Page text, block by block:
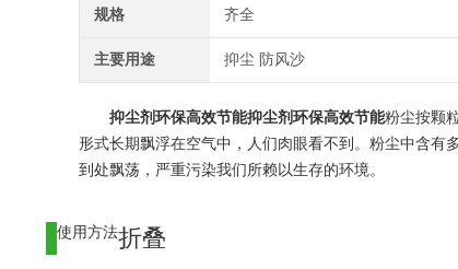
规格 齐全
主要用途 抑尘 防风沙
抑尘剂环保高效节能抑尘剂环保高效节能粉尘按颗
形式长期飘浮在空气中，人们肉眼看不到。粉尘中含有
到处飘荡，严重污染我们所赖以生存的环境。
折叠
使用方法